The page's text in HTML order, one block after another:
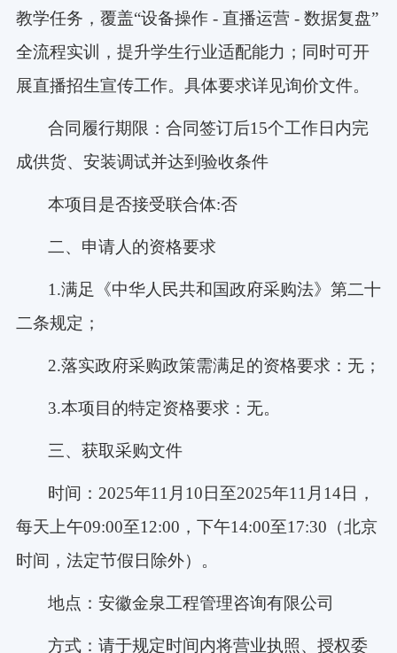
教学任务，覆盖“设备操作 - 直播运营 - 数据复盘”
全流程实训，提升学生行业适配能力；同时可开
展直播招生宣传工作。具体要求详见询价文件。
合同履行期限：合同签订后15个工作日内完
成供货、安装调试并达到验收条件
本项目是否接受联合体:否
二、申请人的资格要求
1.满足《中华人民共和国政府采购法》第二十
二条规定；
2.落实政府采购政策需满足的资格要求：无；
3.本项目的特定资格要求：无。
三、获取采购文件
时间： 2025年11月10日至2025年11月14日，
每天上午09:00至12:00，下午14:00至17:30（北京
时间，法定节假日除外）。
地点：安徽金泉工程管理咨询有限公司
方式：请于规定时间内将营业执照、授权委